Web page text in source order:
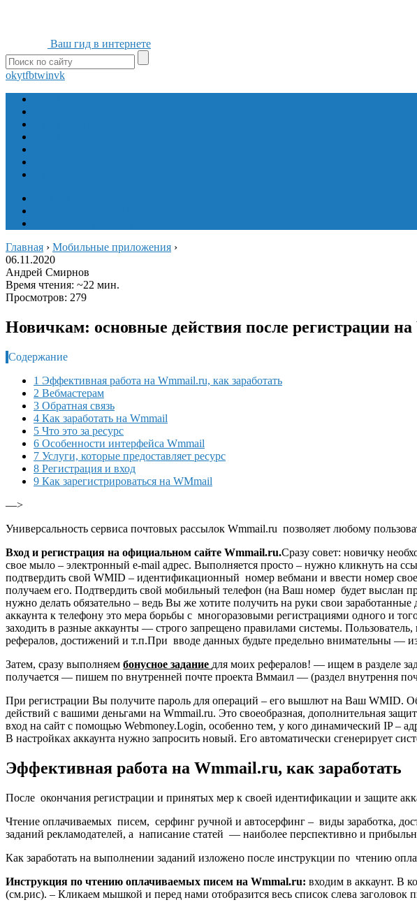
Ваш гид в интернете
okytfbtwinvk
Главная › Мобильные приложения ›
06.11.2020
Андрей Смирнов
Время чтения: ~22 мин.
Просмотров: 279
Новичкам: основные действия после регистрации
Содержание
1 Эффективная работа на Wmmail.ru, как заработать
2 Вебмастерам
3 Обратная связь
4 Как заработать на Wmmail
5 Что это за ресурс
6 Особенности интерфейса Wmmail
7 Услуги, которые предоставляет ресурс
8 Регистрация и вход
9 Как зарегистрироваться на WMmail
—>
Универсальность сервиса почтовых рассылок Wmmail.ru позволяет любому
Вход и регистрация на официальном сайте Wmmail.ru.Сразу совет: новичку
свое мыло – электронный e-mail адрес. Выполняется просто – нужно кликнуть на
подтвердить свой WMID – идентификационный номер вебмани и ввести номер
получаем его. Подтвердить свой мобильный телефон (на Ваш номер будет
нужно делать обязательно – ведь Вы же хотите получить на руки свои
аккаунта к телефону это мера борьбы с многоразовыми регистрациями одного и
заходить в разные аккаунты — строго запрещено правилами системы.
рефералов, достижений и т.п.При вводе данных будьте предельно внимательны —
Затем, сразу выполняем бонусное задание для моих рефералов! — ищем в разделе
получается — пишем по внутренней почте проекта Вммаил — (раздел внутрення
При регистрации Вы получите пароль для операций – его вышлют на Ваш WMID.
действий с вашими деньгами на Wmmail.ru. Это своеобразная, дополнительная
вход на сайт с помощью Webmoney.Login, особенно тем, у кого динамический IP –
В настройках аккаунта нужно запросить новый. Его автоматически сгенерирует
Эффективная работа на Wmmail.ru, как заработать
После окончания регистрации и принятых мер к своей идентификации и защите
Чтение оплачиваемых писем, серфинг ручной и автосерфинг – виды заработка,
заданий рекламодателей, а написание статей — наиболее перспективно и
Как заработать на выполнении заданий изложено после инструкции по чтению
Инструкция по чтению оплачиваемых писем на Wmmal.ru: входим в аккаунт. В
(см.рис). – Кликаем мышкой и перед нами отобразится весь список слева заголовок